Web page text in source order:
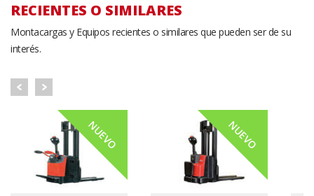
RECIENTES O SIMILARES
Montacargas y Equipos recientes o similares que pueden ser de su
interés.
NUEVO NUEVO